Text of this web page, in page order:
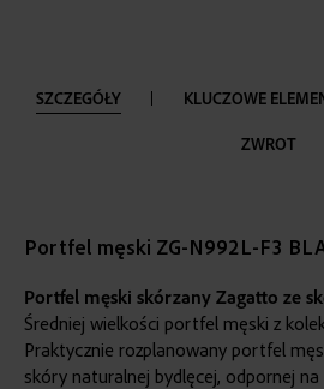
SZCZEGÓŁY KLUCZOWE
ZWROT
Portfel męski ZG-N992L-F3
Portfel męski skórzany Zagatto ze
Średniej wielkości portfel męski z
Praktycznie rozplanowany portfel
skóry naturalnej bydlęcej, odpornej na